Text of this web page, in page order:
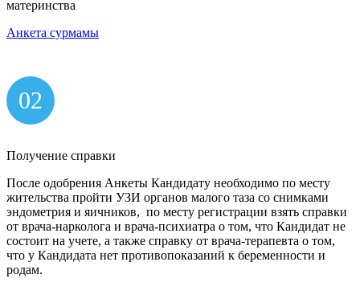
материнства
Анкета сурмамы
02
Получение справки
После одобрения Анкеты Кандидату необходимо по месту
жительства пройти УЗИ органов малого таза со снимками
эндометрия и яичников, по месту регистрации взять справки
от врача-нарколога и врача-психиатра о том, что Кандидат не
состоит на учете, а также справку от врача-терапевта о том,
что у Кандидата нет противопоказаний к беременности и
родам.